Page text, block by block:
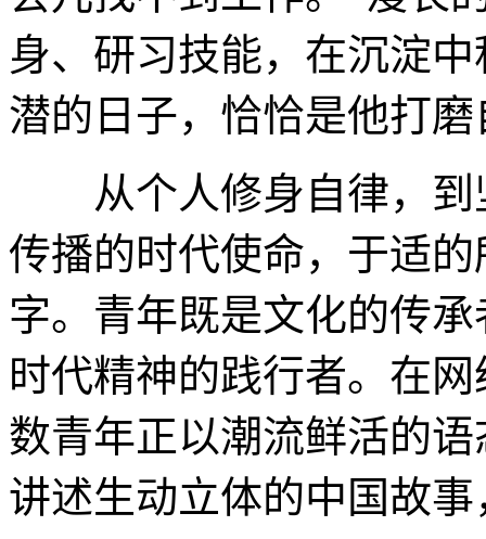
身、研习技能，在沉淀
潜的日子，恰恰是他打
从个人修身自律，到
传播的时代使命，于适
字。青年既是文化的传
时代精神的践行者。在
数青年正以潮流鲜活的
讲述生动立体的中国故